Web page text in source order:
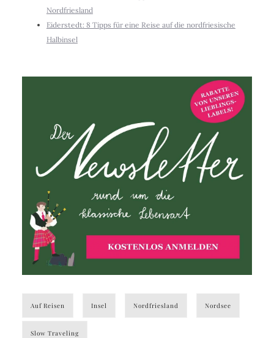
Nordfriesland
Eiderstedt: 8 Tipps für eine Reise auf die nordfriesische
Halbinsel
Auf Reisen Insel Nordfriesland Nordsee
Slow Traveling